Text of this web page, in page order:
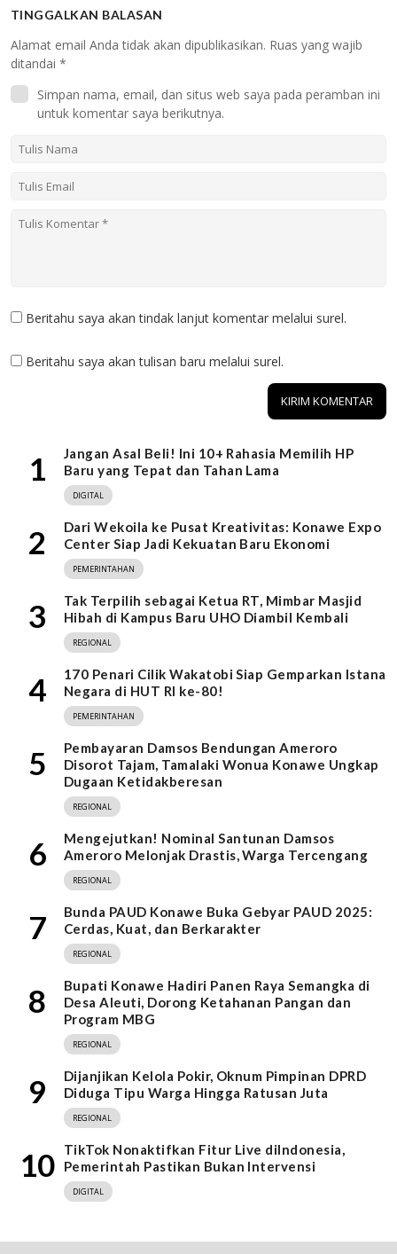
TINGGALKAN BALASAN
Alamat email Anda tidak akan dipublikasikan. Ruas yang wajib
ditandai *
Simpan nama, email, dan situs web saya pada peramban ini
untuk komentar saya berikutnya.
Beritahu saya akan tindak lanjut komentar melalui surel.
Beritahu saya akan tulisan baru melalui surel.
1
Jangan Asal Beli! Ini 10+ Rahasia Memilih HP
Baru yang Tepat dan Tahan Lama
DIGITAL
2
Dari Wekoila ke Pusat Kreativitas: Konawe Expo
Center Siap Jadi Kekuatan Baru Ekonomi
PEMERINTAHAN
3
Tak Terpilih sebagai Ketua RT, Mimbar Masjid
Hibah di Kampus Baru UHO Diambil Kembali
REGIONAL
4
170 Penari Cilik Wakatobi Siap Gemparkan Istana
Negara di HUT RI ke-80!
PEMERINTAHAN
5
Pembayaran Damsos Bendungan Ameroro
Disorot Tajam, Tamalaki Wonua Konawe Ungkap
Dugaan Ketidakberesan
REGIONAL
6
Mengejutkan! Nominal Santunan Damsos
Ameroro Melonjak Drastis, Warga Tercengang
REGIONAL
7
Bunda PAUD Konawe Buka Gebyar PAUD 2025:
Cerdas, Kuat, dan Berkarakter
REGIONAL
8
Bupati Konawe Hadiri Panen Raya Semangka di
Desa Aleuti, Dorong Ketahanan Pangan dan
Program MBG
REGIONAL
9
Dijanjikan Kelola Pokir, Oknum Pimpinan DPRD
Diduga Tipu Warga Hingga Ratusan Juta
REGIONAL
10
TikTok Nonaktifkan Fitur Live diIndonesia,
Pemerintah Pastikan Bukan Intervensi
DIGITAL